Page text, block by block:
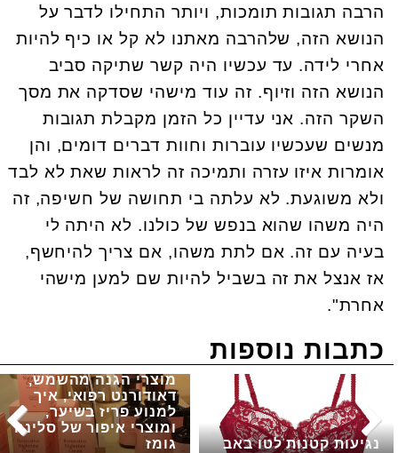
הרבה תגובות תומכות, ויותר התחילו לדבר על
הנושא הזה, שלהרבה מאתנו לא קל או כיף להיות
אחרי לידה. עד עכשיו היה קשר שתיקה סביב
הנושא הזה וזיוף. זה עוד מישהי שסדקה את מסך
השקר הזה. אני עדיין כל הזמן מקבלת תגובות
מנשים שעכשיו עוברות וחוות דברים דומים, והן
אומרות איזו עזרה ותמיכה זה לראות שאת לא לבד
ולא משוגעת. לא עלתה בי תחושה של חשיפה, זה
היה משהו שהוא בנפש של כולנו. לא היתה לי
בעיה עם זה. אם לתת משהו, אם צריך להיחשף,
אז אנצל את זה בשביל להיות שם למען מישהי
אחרת".
כתבות נוספות
מוצרי הגנה מהשמש,
דאודורנט רפואי, איך
למנוע פריז בשיער,
ומוצרי איפור של סלינה
גומז
נגיעות קטנות לטו באב